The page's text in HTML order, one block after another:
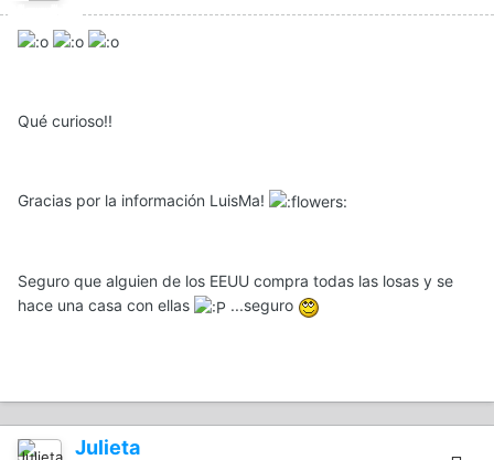
Qué curioso!!
Gracias por la información LuisMa!
Seguro que alguien de los EEUU compra todas las losas y se
hace una casa con ellas
...seguro
Julieta